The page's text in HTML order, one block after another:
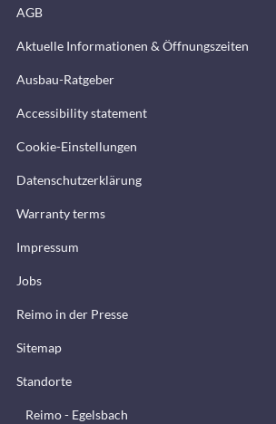
AGB
Aktuelle Informationen & Öffnungszeiten
Ausbau-Ratgeber
Accessibility statement
Cookie-Einstellungen
Datenschutzerklärung
Warranty terms
Impressum
Jobs
Reimo in der Presse
Sitemap
Standorte
Reimo - Egelsbach